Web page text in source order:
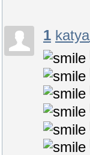
1 katya